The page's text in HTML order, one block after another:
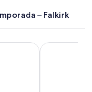
– Falkirk
Holiday